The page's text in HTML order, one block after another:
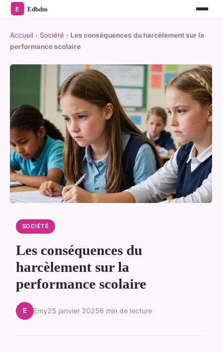
Accueil › Société › Les conséquences du harcèlement sur la
performance scolaire
SOCIÉTÉ
Les conséquences du
harcèlement sur la
performance scolaire
E Emy25 janvier 20256 min de lecture